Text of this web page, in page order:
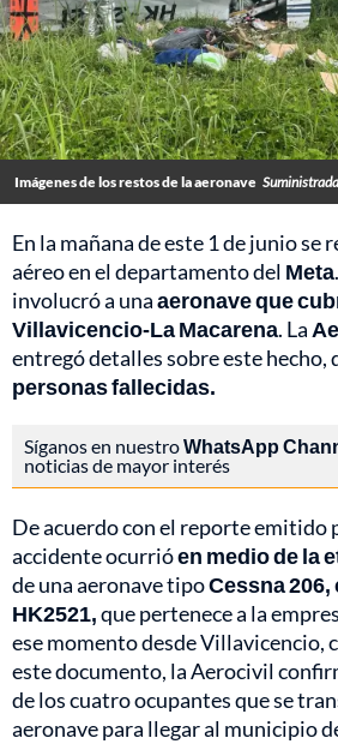
Imágenes de los restos de la aeronave Suministrada
En la mañana de este 1 de junio se
aéreo en el departamento del Meta
involucró a unaaeronave que
Villavicencio-La Macarena. La
entregó detalles sobre este hecho,
personas fallecidas.
Síganos en nuestroWhatsApp
noticias de mayor interés
De acuerdo con el reporte emitido
accidente ocurrióen medio de la
de una aeronave tipoCessna
HK2521,que pertenece a la
ese momento desde Villavicencio,
este documento, la Aerocivil
de los cuatro ocupantes que se
aeronave para llegar al municipio